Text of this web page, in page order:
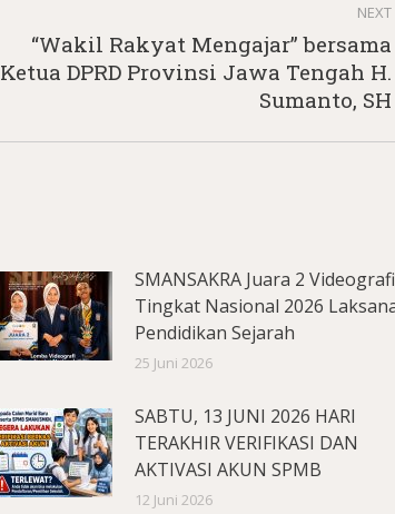
NEXT
Next
“Wakil Rakyat Mengajar” bersama
Ketua DPRD Provinsi Jawa Tengah H.
Sumanto, SH
SMANSAKRA Juara 2 Videografi
Tingkat Nasional 2026
Pendidikan Sejarah
25 Juni 2026
SABTU, 13 JUNI 2026 HARI
TERAKHIR VERIFIKASI DAN
AKTIVASI AKUN SPMB
12 Juni 2026